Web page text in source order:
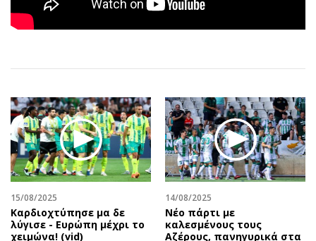
Αθλητισμός
Κύπρος
Κληρώσεις Allwyn
Οικονομική
Οικονομία
Real Estate
Επιχειρήσεις
Αγορές
Money Review
AstroBank Properties
Geek
Νέα
Αυτοκίνηση
Αφιερώματα
Πολιτική
Οικονομία
Γενικά
Αναδρομές
Πρόσωπα
Περιβάλλον
15/08/2025
Καρδιοχτύπησε μα δε
λύγισε - Ευρώπη μέχρι το
χειμώνα! (vid)
14/08/2025
Νέο πάρτι με
καλεσμένους τους
Αζέρους, πανηγυρικά στα